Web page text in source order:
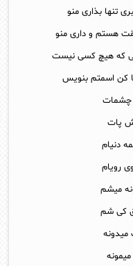
تنها بذاری منو
هستم و داری منو
که هیچ کسی نیست
کن اسمتم بنویس
چشمات
پات
دنیام
رویام
میشم
کی شم
میدونه